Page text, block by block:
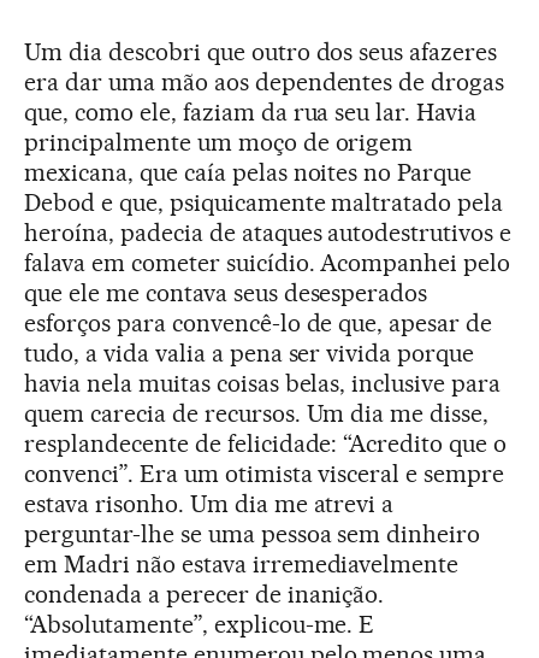
Um dia descobri que outro dos seus afazeres
era dar uma mão aos dependentes de drogas
que, como ele, faziam da rua seu lar. Havia
principalmente um moço de origem
mexicana, que caía pelas noites no Parque
Debod e que, psiquicamente maltratado pela
heroína, padecia de ataques autodestrutivos e
falava em cometer suicídio. Acompanhei pelo
que ele me contava seus desesperados
esforços para convencê-lo de que, apesar de
tudo, a vida valia a pena ser vivida porque
havia nela muitas coisas belas, inclusive para
quem carecia de recursos. Um dia me disse,
resplandecente de felicidade: “Acredito que o
convenci”. Era um otimista visceral e sempre
estava risonho. Um dia me atrevi a
perguntar-lhe se uma pessoa sem dinheiro
em Madri não estava irremediavelmente
condenada a perecer de inanição.
“Absolutamente”, explicou-me. E